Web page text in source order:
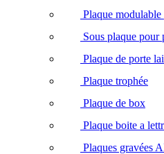
Plaque
Sous plaque pour
Plaque de porte
Plaque trophée
Plaque de box
Plaque boite a
Plaques gravées